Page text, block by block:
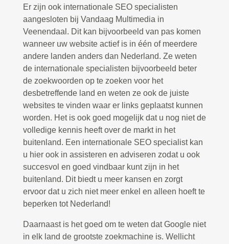
Er zijn ook internationale SEO specialisten
aangesloten bij Vandaag Multimedia in
Veenendaal. Dit kan bijvoorbeeld van pas komen
wanneer uw website actief is in één of meerdere
andere landen anders dan Nederland. Ze weten
de internationale specialisten bijvoorbeeld beter
de zoekwoorden op te zoeken voor het
desbetreffende land en weten ze ook de juiste
websites te vinden waar er links geplaatst kunnen
worden. Het is ook goed mogelijk dat u nog niet de
volledige kennis heeft over de markt in het
buitenland. Een internationale SEO specialist kan
u hier ook in assisteren en adviseren zodat u ook
succesvol en goed vindbaar kunt zijn in het
buitenland. Dit biedt u meer kansen en zorgt
ervoor dat u zich niet meer enkel en alleen hoeft te
beperken tot Nederland!
Daarnaast is het goed om te weten dat Google niet
in elk land de grootste zoekmachine is. Wellicht